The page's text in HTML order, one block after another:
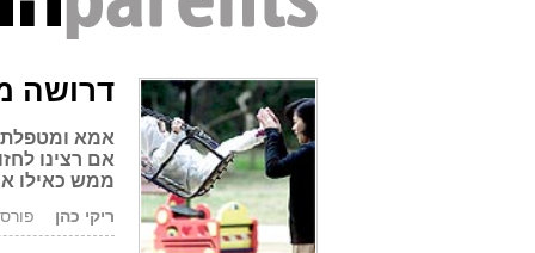
דרושה
אמא ומטפלת
אם רצינו
ממש כאילו
ריקי כהן פורסם: